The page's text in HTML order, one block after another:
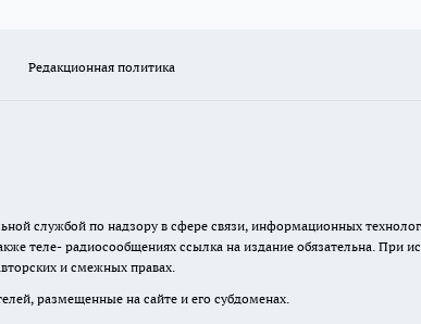
Редакционная политика
службой по надзору в сфере связи, информационных
теле- радиосообщениях ссылка на издание обязательна. При
и смежных правах.
размещенные на сайте и его субдоменах.